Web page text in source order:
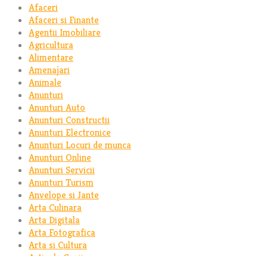
Afaceri
Afaceri si Finante
Agentii Imobiliare
Agricultura
Alimentare
Amenajari
Animale
Anunturi
Anunturi Auto
Anunturi Constructii
Anunturi Electronice
Anunturi Locuri de munca
Anunturi Online
Anunturi Servicii
Anunturi Turism
Anvelope si Jante
Arta Culinara
Arta Digitala
Arta Fotografica
Arta si Cultura